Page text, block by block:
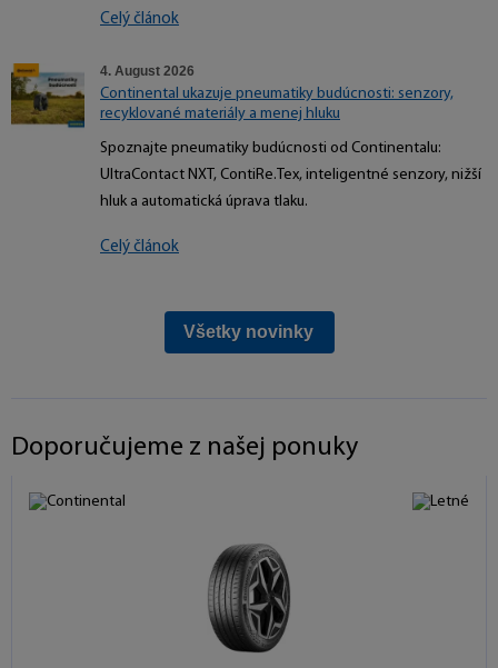
Celý článok
4. August 2026
Continental ukazuje pneumatiky budúcnosti: senzory,
recyklované materiály a menej hluku
Spoznajte pneumatiky budúcnosti od Continentalu:
UltraContact NXT, ContiRe.Tex, inteligentné senzory, nižší
hluk a automatická úprava tlaku.
Celý článok
Všetky novinky
Doporučujeme z našej ponuky